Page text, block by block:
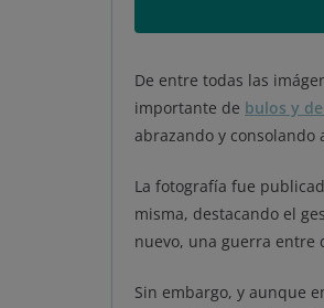
De entre todas las
importante de bulos y
abrazando y consolando
La fotografía fue
misma, destacando el
nuevo, una guerra entre
Sin embargo, y aunque